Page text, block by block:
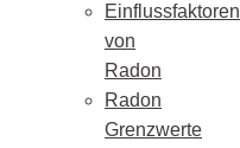
Einflussfaktoren
von
Radon
Radon
Grenzwerte